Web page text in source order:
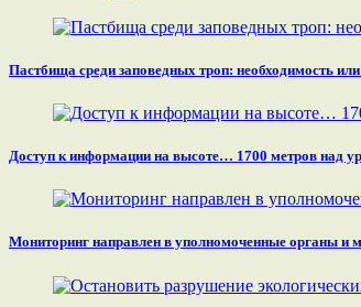
Пастбища среди заповедных троп: необходимость или
Доступ к информации на высоте… 1700 метров над
Мониторинг направлен в уполномоченные органы и